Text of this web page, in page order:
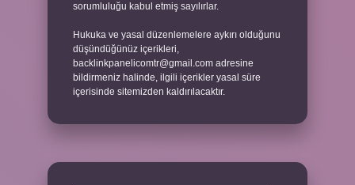
sorumluluğu kabul etmiş sayılırlar.
Hukuka ve yasal düzenlemelere aykırı olduğunu
düşündüğünüz içerikleri,
backlinkpanelicomtr@gmail.com adresine
bildirmeniz halinde, ilgili içerikler yasal süre
içerisinde sitemizden kaldırılacaktır.